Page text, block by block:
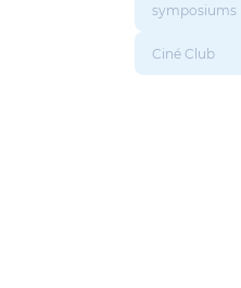
symposiums
Ciné Club